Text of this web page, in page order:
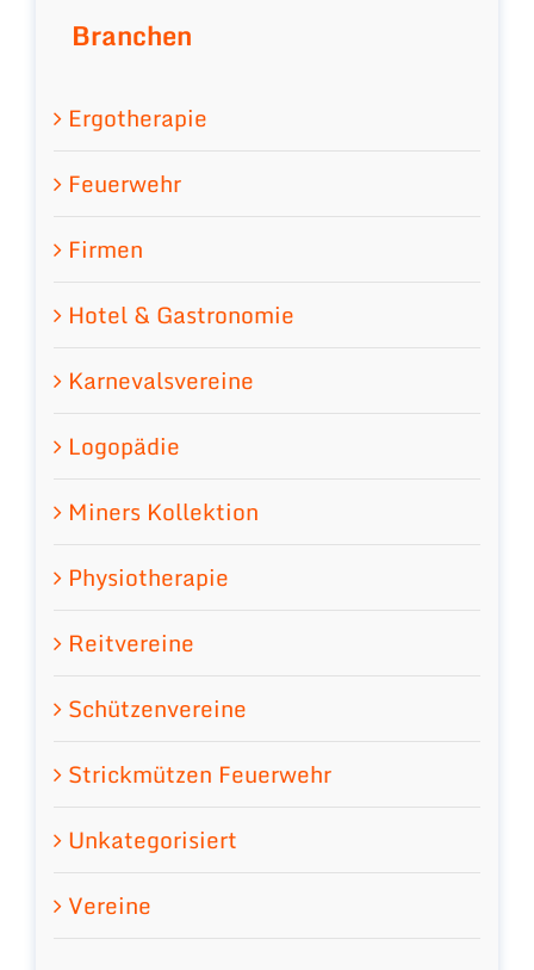
Branchen
Ergotherapie
Feuerwehr
Firmen
Hotel & Gastronomie
Karnevalsvereine
Logopädie
Miners Kollektion
Physiotherapie
Reitvereine
Schützenvereine
Strickmützen Feuerwehr
Unkategorisiert
Vereine